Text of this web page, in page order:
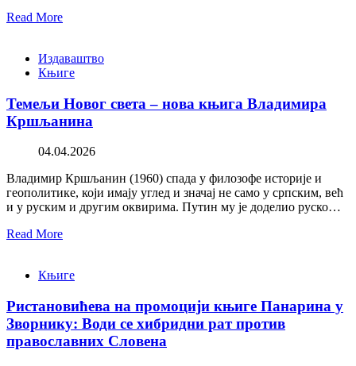
Read More
Издаваштво
Књиге
Темељи Новог света – нова књига Владимира
Кршљанина
04.04.2026
Владимир Кршљанин (1960) спада у филозофе историје и
геополитике, који имају углед и значај не само у српским, већ
и у руским и другим оквирима. Путин му је доделио руско…
Read More
Књиге
Ристановићева на промоцији књиге Панарина у
Зворнику: Води се хибридни рат против
православних Словена